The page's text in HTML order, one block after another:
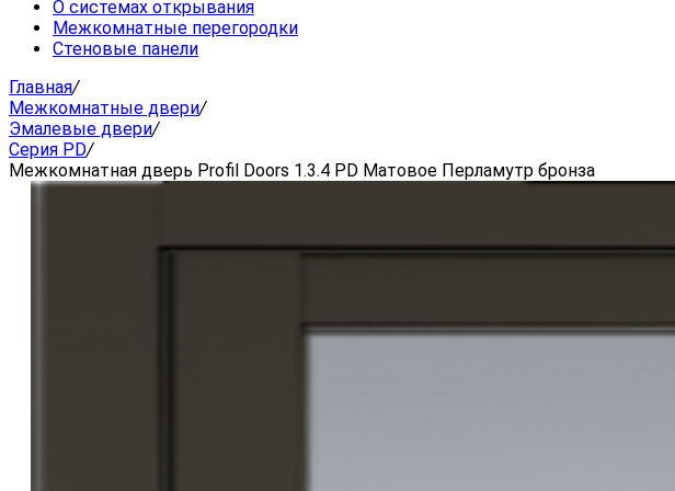
О системах открывания
Межкомнатные перегородки
Стеновые панели
Главная/
Межкомнатные двери/
Эмалевые двери/
Серия PD/
Межкомнатная дверь Profil Doors 1.3.4 PD Матовое Перламутр бронза